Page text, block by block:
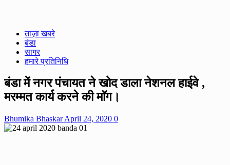
ताज़ा खबरे
बंडा
सागर
हमारे प्रतिनिधि
बंडा में नगर पंचायत ने खोद डाला नेशनल हाईवे ,
मरम्मत कार्य करने की माॅग।
Bhumika BhaskarApril 24, 2020 0